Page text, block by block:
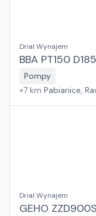
Drial Wynajem
BBA PT150 D185
Pompy
+7 km Pabianice,
Drial Wynajem
GEHO